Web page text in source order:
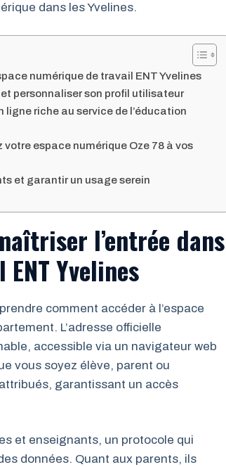
dans les Yvelines.
numérique de travail ENT Yvelines
personnaliser son profil utilisateur
riche au service de l’éducation
espace numérique Oze 78 à vos
et garantir un usage serein
l’entrée dans
Yvelines
comment accéder à l’espace
L’adresse officielle
accessible via un navigateur web
vous soyez élève, parent ou
garantissant un accès
et enseignants, un protocole qui
données. Quant aux parents, ils